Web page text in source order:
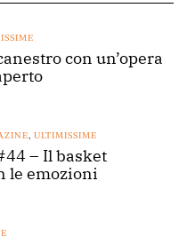
con un’opera
, ULTIMISSIME
– Il basket
le emozioni